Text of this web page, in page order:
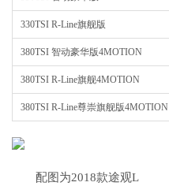
330TSI R-Line旗舰版
380TSI 智动豪华版4MOTION
380TSI R-Line旗舰4MOTION
380TSI R-Line尊崇旗舰版4MOTION
配图为2018款途观L